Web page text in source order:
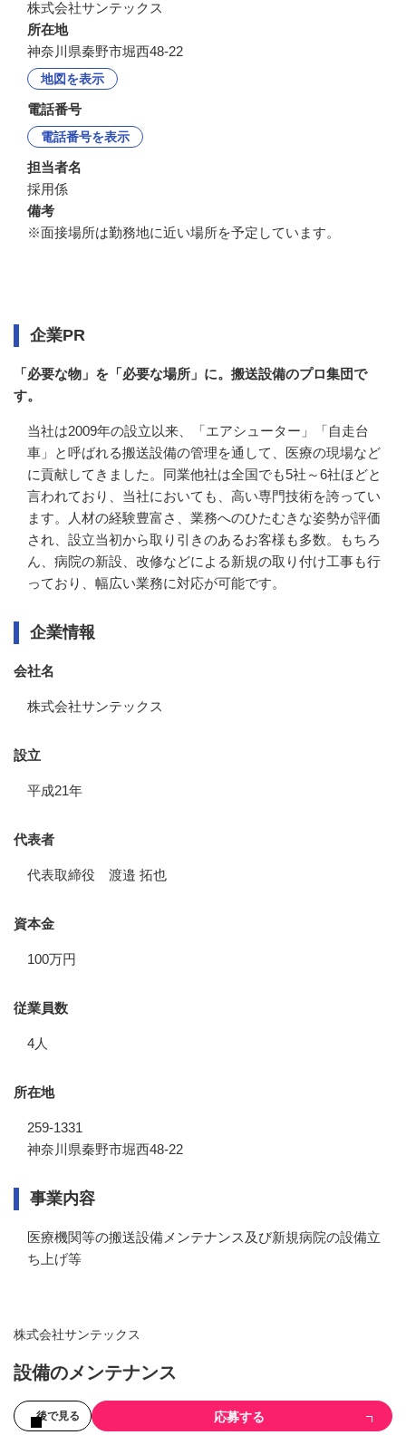
株式会社サンテックス
所在地
神奈川県秦野市堀西48-22
地図を表示
電話番号
電話番号を表示
担当者名
採用係
備考
※面接場所は勤務地に近い場所を予定しています。
企業PR
「必要な物」を「必要な場所」に。搬送設備のプロ集団で
す。
当社は2009年の設立以来、「エアシューター」「自走台
車」と呼ばれる搬送設備の管理を通して、医療の現場など
に貢献してきました。同業他社は全国でも5社～6社ほどと
言われており、当社においても、高い専門技術を誇ってい
ます。人材の経験豊富さ、業務へのひたむきな姿勢が評価
され、設立当初から取り引きのあるお客様も多数。もちろ
ん、病院の新設、改修などによる新規の取り付け工事も行
っており、幅広い業務に対応が可能です。
企業情報
会社名
株式会社サンテックス
設立
平成21年
代表者
代表取締役 渡邉 拓也
資本金
100万円
従業員数
4人
所在地
259-1331
神奈川県秦野市堀西48-22
事業内容
医療機関等の搬送設備メンテナンス及び新規病院の設備立
ち上げ等
株式会社サンテックス
設備のメンテナンス
後で見る 応募する